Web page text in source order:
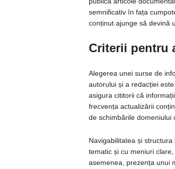
semnificativ în fața
conținut ajunge să devină
Criterii pentru
Alegerea unei surse de
autorului și a redacției
asigura cititorii că
frecvența actualizării
de schimbările domeniului
Navigabilitatea și
tematic și cu meniuri
asemenea, prezența unui